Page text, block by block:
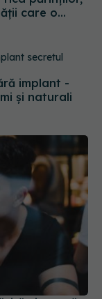
implant -
și naturali
vinovată